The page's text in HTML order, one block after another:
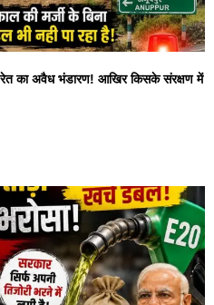
का अवैध भंडारण! आखिर किसके संरक्षण में